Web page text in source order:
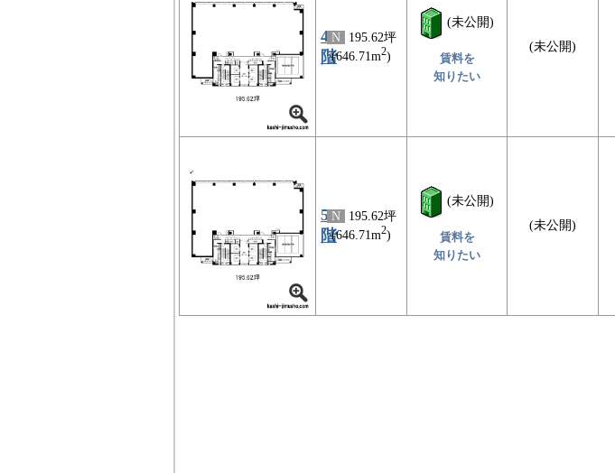
4
階
N
195.62坪
(646.71m2)
(未公開)
賃料を
知りたい
(未公開)
5
階
N
195.62坪
(646.71m2)
(未公開)
賃料を
知りたい
(未公開)